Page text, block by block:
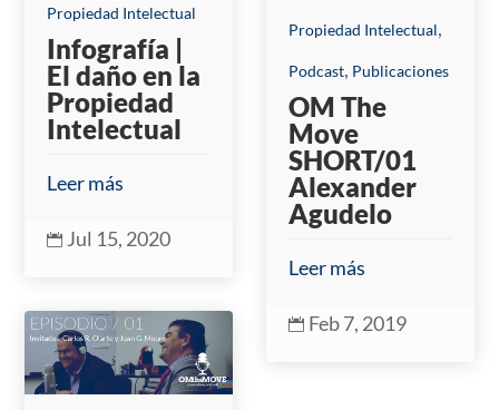
Propiedad Intelectual
Infografía |
El daño en la
Propiedad
Intelectual
Leer más
 Jul 15, 2020
Propiedad Intelectual,
Podcast, Publicaciones
OM The
Move
SHORT/01
Alexander
Agudelo
Leer más
 Feb 7, 2019